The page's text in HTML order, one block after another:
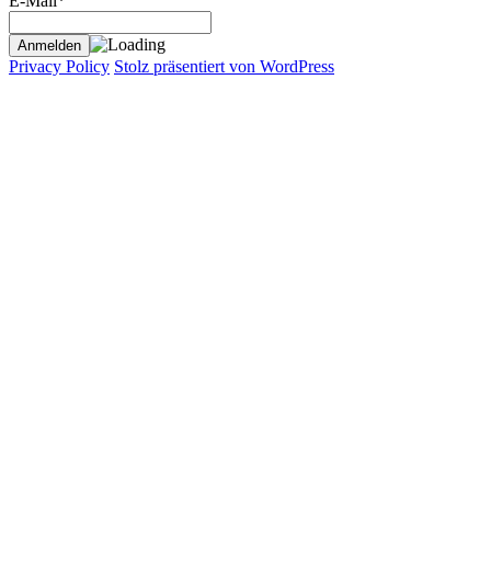
Privacy Policy Stolz präsentiert von WordPress